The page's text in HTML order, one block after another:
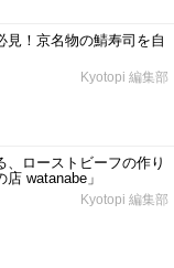
見！京名物の鯖寿司を自
Kyotopi 編集部
、ローストビーフの作り
watanabe」
Kyotopi 編集部